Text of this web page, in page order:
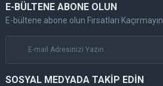
E-BÜLTENE ABONE OLUN
E-bültene abone olun Fırsatları Kaçırmayın
SOSYAL MEDYADA TAKİP EDİN